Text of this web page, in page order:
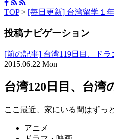
TOP> [毎日更新] 台湾留学１
投稿ナビゲーション
[前の記事] 台湾119日目、ド
2015.06.22 Mon
台湾120日目、台湾
ここ最近、家にいる間はずっ
アニメ